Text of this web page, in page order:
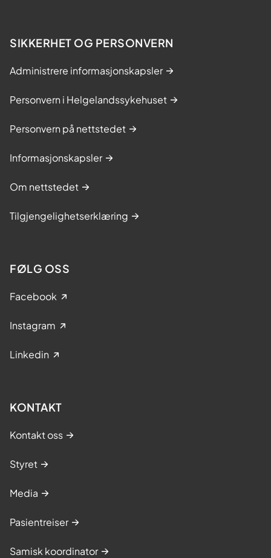
SIKKERHET OG PERSONVERN
Administrere informasjonskapsler
Personvern i Helgelandssykehuset
Personvern på nettstedet
Informasjonskapsler
Om nettstedet
Tilgjengelighetserklæring
FØLG OSS
Facebook
Instagram
Linkedin
KONTAKT
Kontakt oss
Styret
Media
Pasientreiser
Samisk koordinator